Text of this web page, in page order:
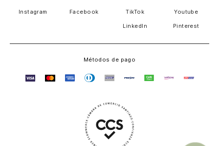
Instagram Facebook TikTok Youtube
LinkedIn Pinterest
Métodos de pago